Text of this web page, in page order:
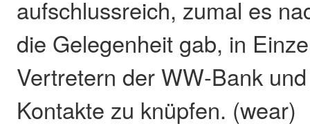
aufschlussreich, zumal es
die Gelegenheit gab, in
Vertretern der WW-Bank
Kontakte zu knüpfen. (wear)